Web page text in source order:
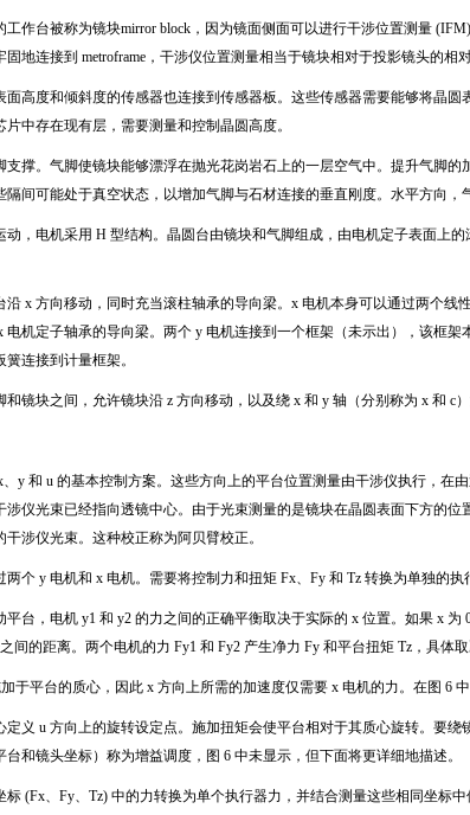
工作台被称为镜块mirror block ，因为镜面侧面可以进行干涉位置测量 (IFM)
固地连接到 metroframe ，干涉仪位置测量相当于镜块相对于投影镜头的相
面高度和倾斜度的传感器也连接到传感器板。这些传感器需要能够将晶
中存在现有层，需要测量和控制晶圆高度。
支撑。气脚使镜块能够漂浮在抛光花岗岩石上的一层空气中。提升气脚
隔间可能处于真空状态，以增加气脚与石材连接的垂直刚度。水平方向，
动，电机采用 H 型结构。晶圆台由镜块和气脚组成，由电机定子表面上
沿 x 方向移动，同时充当滚柱轴承的导向梁。 x 电机本身可以通过两个线
电机定子轴承的导向梁。两个 y 电机连接到一个框架（未示出），该框
连接到计量框架。
和镜块之间，允许镜块沿 z 方向移动，以及绕 x 和 y 轴（分别称为 x 和 c
、 y 和 u 的基本控制方案。这些方向上的平台位置测量由干涉仪执行，在
涉仪光束已经指向透镜中心。由于光束测量的是镜块在晶圆表面下方的位
涉仪光束。这种校正称为阿贝臂校正。
两个 y 电机和 x 电机。需要将控制力和扭矩 Fx、 Fy 和 Tz 转换为单独的执
平台，电机 y1 和 y2 的力之间的正确平衡取决于实际的 x 位置。如果 x 为
间的距离。两个电机的力 Fy1 和 Fy2 产生净力 Fy 和平台扭矩 Tz ，具体
于平台的质心，因此 x 方向上所需的加速度仅需要 x 电机的力。在图 6 中
定义 u 方向上的旋转设定点。施加扭矩会使平台相对于其质心旋转。要绕
台和镜头坐标）称为增益调度，图 6 中未显示，但下面将更详细地描述。
标 (Fx、 Fy、 Tz) 中的力转换为单个执行器力，并结合测量这些相同坐标